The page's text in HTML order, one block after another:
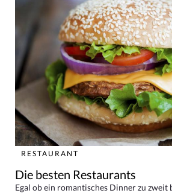
RESTAURANT
Die besten Restaurants
Egal ob ein romantisches Dinner zu zweit